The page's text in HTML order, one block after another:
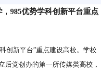
985优势学科创新平台重点
创新平台”重点建设高校。学校
后党创办的第一所传媒类高校，